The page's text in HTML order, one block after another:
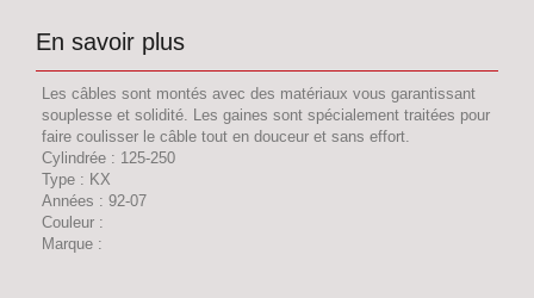
En savoir plus
Les câbles sont montés avec des matériaux vous garantissant
souplesse et solidité. Les gaines sont spécialement traitées pour
faire coulisser le câble tout en douceur et sans effort.
Cylindrée : 125-250
Type : KX
Années : 92-07
Couleur :
Marque :